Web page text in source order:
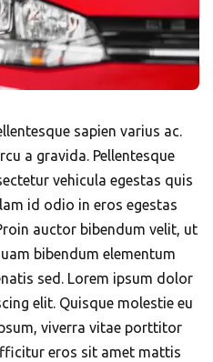
sapien varius ac.
a gravida. Pellentesque
vehicula egestas quis
id odio in eros egestas
auctor bibendum velit, ut
bibendum elementum
sed. Lorem ipsum dolor
elit. Quisque molestie eu
viverra vitae porttitor
eros sit amet mattis